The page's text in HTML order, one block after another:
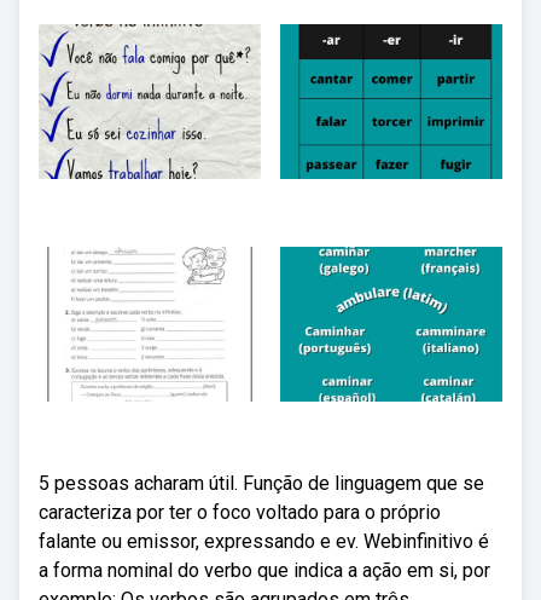
5 pessoas acharam útil. Função de linguagem que se
caracteriza por ter o foco voltado para o próprio
falante ou emissor, expressando e ev. Webinfinitivo é
a forma nominal do verbo que indica a ação em si, por